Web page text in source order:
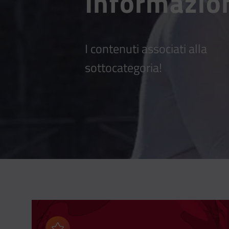
I contenuti associati alla
sottocategoria!